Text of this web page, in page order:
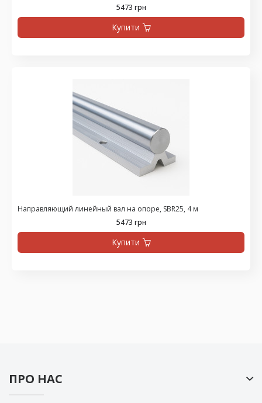
5473 грн
Купити
Направляющий линейный вал на опоре, SBR25, 4 м
5473 грн
Купити
ПРО НАС